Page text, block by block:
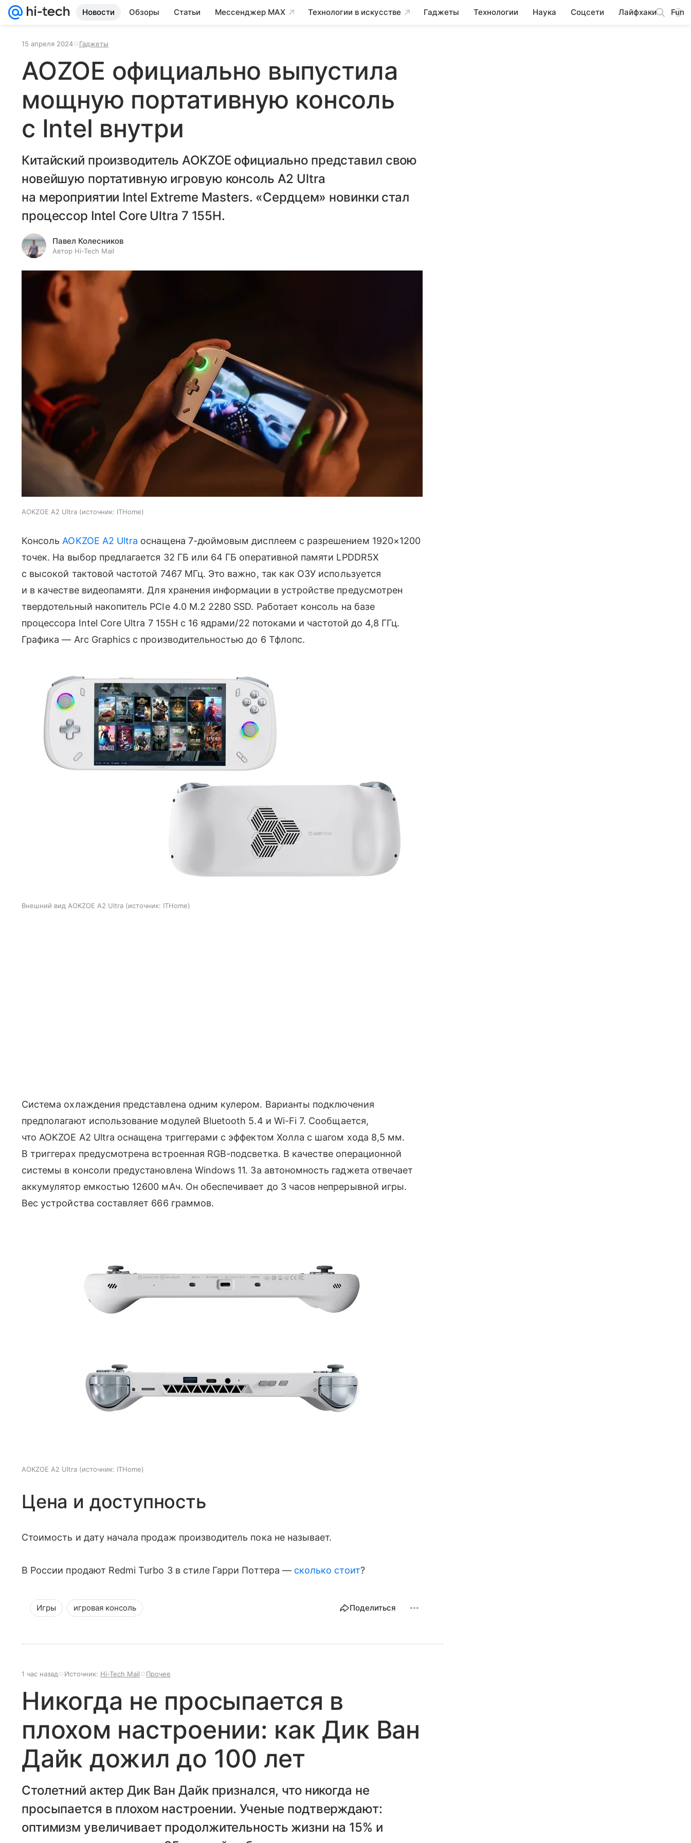
Новости Обзоры Статьи Мессенджер MAX Технологии в искусстве Гаджеты Технологии Наука Соцсети Лайфхаки Fun
15 апреля 2024 Гаджеты
AOZOE официально выпустила
мощную портативную консоль
с Intel внутри
Китайский производитель AOKZOE официально представил свою
новейшую портативную игровую консоль A2 Ultra
на мероприятии Intel Extreme Masters. «Сердцем» новинки стал
процессор Intel Core Ultra 7 155H.
Павел Колесников
Автор Hi-Tech Mail
AOKZOE A2 Ultra источник: ITHome
Консоль AOKZOE A2 Ultra оснащена 7-дюймовым дисплеем с разрешением 1920×1200
точек. На выбор предлагается 32 ГБ или 64 ГБ оперативной памяти LPDDR5X
с высокой тактовой частотой 7467 МГц. Это важно, так как ОЗУ используется
и в качестве видеопамяти. Для хранения информации в устройстве предусмотрен
твердотельный накопитель PCIe 4.0 M.2 2280 SSD. Работает консоль на базе
процессора Intel Core Ultra 7 155H с 16 ядрами/22 потоками и частотой до 4,8 ГГц.
Графика — Arс Graphics с производительностью до 6 Тфлопс.
Внешний вид AOKZOE A2 Ultra источник: ITHome
Система охлаждения представлена одним кулером. Варианты подключения
предполагают использование модулей Bluetooth 5.4 и Wi-Fi 7. Сообщается,
что AOKZOE A2 Ultra оснащена триггерами с эффектом Холла с шагом хода 8,5 мм.
В триггерах предусмотрена встроенная RGB-подсветка. В качестве операционной
системы в консоли предустановлена Windows 11. За автономность гаджета отвечает
аккумулятор емкостью 12600 мАч. Он обеспечивает до 3 часов непрерывной игры.
Вес устройства составляет 666 граммов.
AOKZOE A2 Ultra источник: ITHome
Цена и доступность
Стоимость и дату начала продаж производитель пока не называет.
В России продают Redmi Turbo 3 в стиле Гарри Поттера — сколько стоит?
Игры игровая консоль Поделиться
1 час назад Источник: Hi-Tech Mail Прочее
Никогда не просыпается в
плохом настроении: как Дик Ван
Дайк дожил до 100 лет
Столетний актер Дик Ван Дайк признался, что никогда не
просыпается в плохом настроении. Ученые подтверждают:
оптимизм увеличивает продолжительность жизни на 15% и